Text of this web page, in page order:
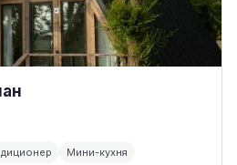
Мини-кухня